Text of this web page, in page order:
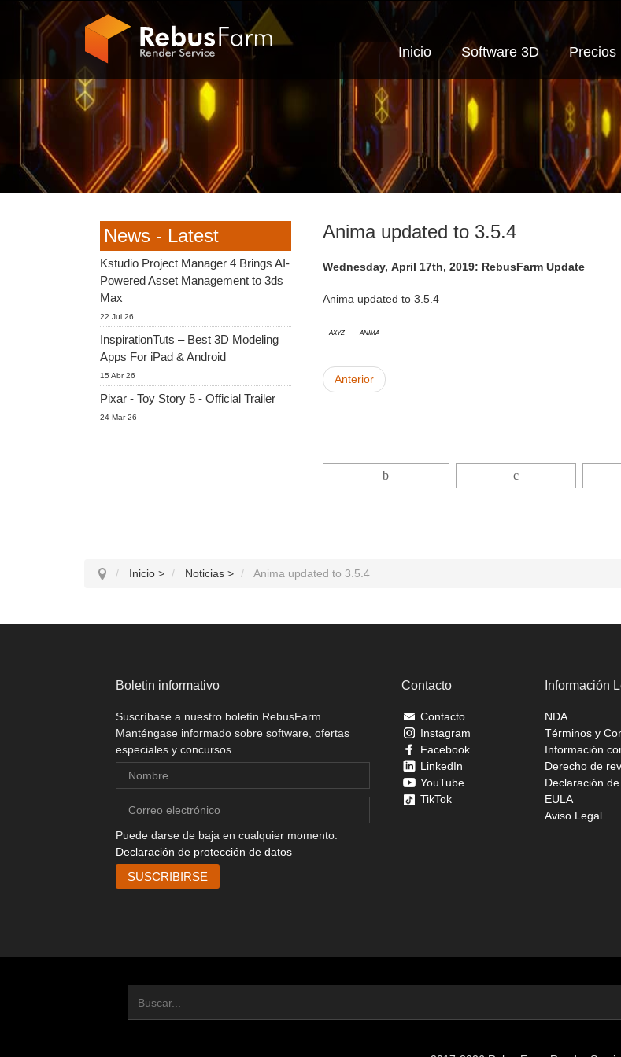
Inicio Software 3D Precios
Anima updated to 3.5.4
Wednesday, April 17th, 2019: RebusFarm Update
Anima updated to 3.5.4
AXYZ Anima
Anterior
News - Latest
Kstudio Project Manager 4 Brings AI-
Powered Asset Management to 3ds
Max
22 Jul 26
InspirationTuts – Best 3D Modeling
Apps For iPad & Android
15 Abr 26
Pixar - Toy Story 5 - Official Trailer
24 Mar 26
Inicio > Noticias > Anima updated to 3.5.4
Boletin informativo
Suscríbase a nuestro boletín RebusFarm.
Manténgase informado sobre software, ofertas
especiales y concursos.
Puede darse de baja en cualquier momento.
Declaración de protección de datos
Contacto
Contacto
Instagram
Facebook
LinkedIn
YouTube
TikTok
Información
NDA
Términos y
Información
Derecho de
Declaración
EULA
Aviso Legal